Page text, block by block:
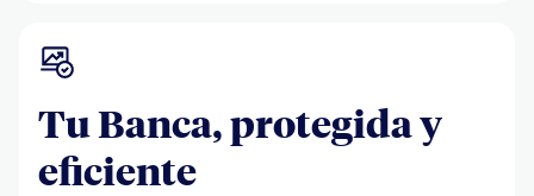
Tu Banca, protegida y
eficiente